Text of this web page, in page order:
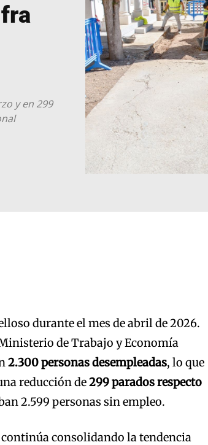
y en 299
durante el mes de abril de 2026.
de Trabajo y Economía
2.300 personas desempleadas, lo que
reducción de299 parados respecto
2.599 personas sin empleo.
consolidando la tendencia